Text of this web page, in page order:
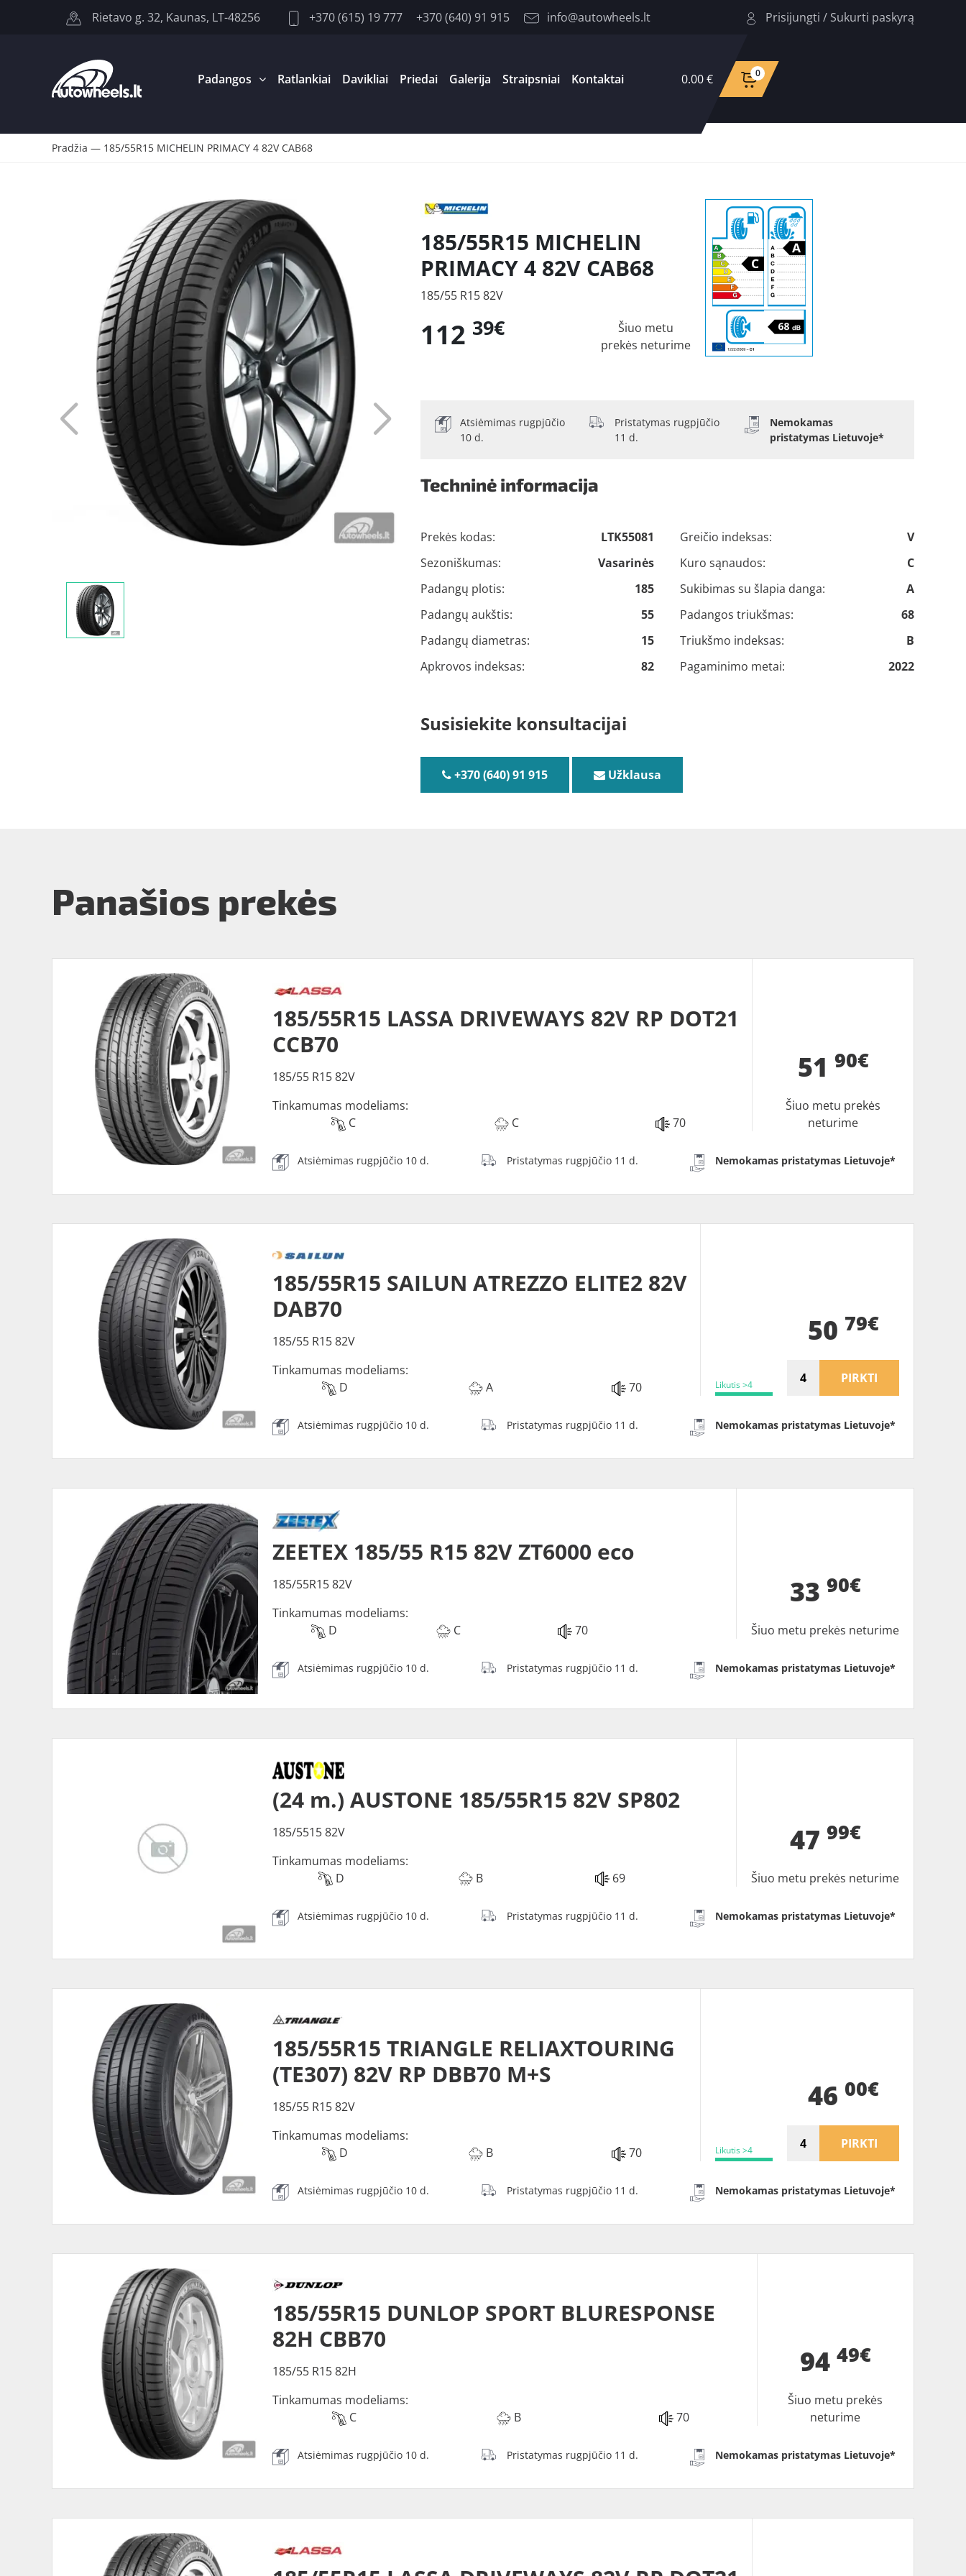
Rietavo g. 32, Kaunas, LT-48256 +370 (615) 19 777 +370 (640) 91 915 info@autowheels.lt Prisijungti / Sukurti paskyrą
Padangos Ratlankiai Davikliai Priedai Galerija Straipsniai Kontaktai 0.00 € 0
Pradžia — 185/55R15 MICHELIN PRIMACY 4 82V CAB68
185/55R15 MICHELIN
PRIMACY 4 82V CAB68
185/55 R15 82V
112 39€
Šiuo metu
prekės neturime
Atsiėmimas rugpjūčio
10 d.
Pristatymas rugpjūčio
11 d.
Nemokamas
pristatymas Lietuvoje*
Techninė informacija
Prekės kodas:
LTK55081
Sezoniškumas:
Vasarinės
Padangų plotis:
185
Padangų aukštis:
55
Padangų diametras:
15
Apkrovos indeksas:
82
Greičio indeksas:
V
Kuro sąnaudos:
C
Sukibimas su šlapia danga:
A
Padangos triukšmas:
68
Triukšmo indeksas:
B
Pagaminimo metai:
2022
Susisiekite konsultacijai
+370 (640) 91 915 Užklausa
Panašios prekės
185/55R15 LASSA DRIVEWAYS 82V RP DOT21
CCB70
185/55 R15 82V
Tinkamumas modeliams:
C
C 70
51 90€
Šiuo metu prekės
neturime
Atsiėmimas rugpjūčio 10 d. Pristatymas rugpjūčio 11 d. Nemokamas pristatymas Lietuvoje*
185/55R15 SAILUN ATREZZO ELITE2 82V
DAB70
185/55 R15 82V
Tinkamumas modeliams:
D
A 70 Likutis >4
50 79€
PIRKTI
Atsiėmimas rugpjūčio 10 d. Pristatymas rugpjūčio 11 d. Nemokamas pristatymas Lietuvoje*
ZEETEX 185/55 R15 82V ZT6000 eco
185/55R15 82V
Tinkamumas modeliams:
D
C 70
33 90€
Šiuo metu prekės neturime
Atsiėmimas rugpjūčio 10 d. Pristatymas rugpjūčio 11 d. Nemokamas pristatymas Lietuvoje*
(24 m.) AUSTONE 185/55R15 82V SP802
185/5515 82V
Tinkamumas modeliams:
D
B 69
47 99€
Šiuo metu prekės neturime
Atsiėmimas rugpjūčio 10 d. Pristatymas rugpjūčio 11 d. Nemokamas pristatymas Lietuvoje*
185/55R15 TRIANGLE RELIAXTOURING
(TE307) 82V RP DBB70 M+S
185/55 R15 82V
Tinkamumas modeliams:
D
B 70 Likutis >4
46 00€
PIRKTI
Atsiėmimas rugpjūčio 10 d. Pristatymas rugpjūčio 11 d. Nemokamas pristatymas Lietuvoje*
185/55R15 DUNLOP SPORT BLURESPONSE
82H CBB70
185/55 R15 82H
Tinkamumas modeliams:
C
B 70
94 49€
Šiuo metu prekės
neturime
Atsiėmimas rugpjūčio 10 d. Pristatymas rugpjūčio 11 d. Nemokamas pristatymas Lietuvoje*